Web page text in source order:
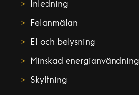
Inledning
Felanmälan
El och belysning
Minskad energianvändning
Skyltning